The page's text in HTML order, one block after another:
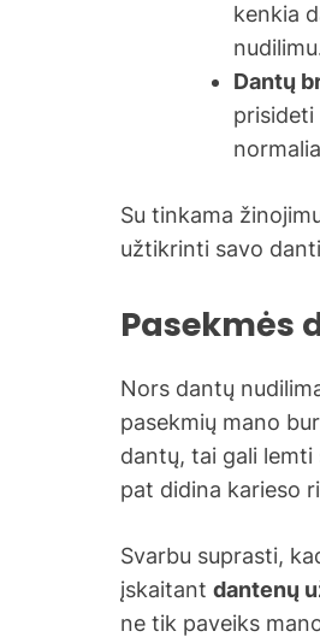
kenkia
Dantų
prisideti
Su tinkama
užtikrinti savo
Pasekmės
Nors dantų
pasekmių mano
dantų, tai gali
pat didina karieso
Svarbu suprasti,
įskaitant dantenų
ne tik paveiks